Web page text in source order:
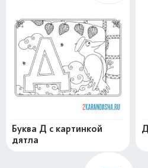
Буква Д с картинкой
дятла